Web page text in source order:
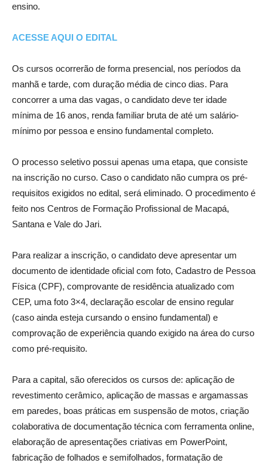
ensino.
ACESSE AQUI O EDITAL
Os cursos ocorrerão de forma presencial, nos períodos da
manhã e tarde, com duração média de cinco dias. Para
concorrer a uma das vagas, o candidato deve ter idade
mínima de 16 anos, renda familiar bruta de até um salário-
mínimo por pessoa e ensino fundamental completo.
O processo seletivo possui apenas uma etapa, que consiste
na inscrição no curso. Caso o candidato não cumpra os pré-
requisitos exigidos no edital, será eliminado. O procedimento é
feito nos Centros de Formação Profissional de Macapá,
Santana e Vale do Jari.
Para realizar a inscrição, o candidato deve apresentar um
documento de identidade oficial com foto, Cadastro de Pessoa
Física (CPF), comprovante de residência atualizado com
CEP, uma foto 3×4, declaração escolar de ensino regular
(caso ainda esteja cursando o ensino fundamental) e
comprovação de experiência quando exigido na área do curso
como pré-requisito.
Para a capital, são oferecidos os cursos de: aplicação de
revestimento cerâmico, aplicação de massas e argamassas
em paredes, boas práticas em suspensão de motos, criação
colaborativa de documentação técnica com ferramenta online,
elaboração de apresentações criativas em PowerPoint,
fabricação de folhados e semifolhados, formatação de